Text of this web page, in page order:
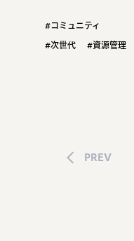
『水産未来サミ
ットを振り返
#コミュニティ
#次世代
#資源管理
PREV